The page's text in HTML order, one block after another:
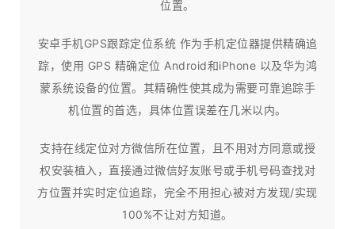
位置。
安卓手机GPS跟踪定位系统 作为手机定位器提供精确追
踪，使用 GPS 精确定位 Android和iPhone 以及华为鸿
蒙系统设备的位置。其精确性使其成为需要可靠追踪手
机位置的首选，具体位置误差在几米以内。
支持在线定位对方微信所在位置，且不用对方同意或授
权安装植入，直接通过微信好友账号或手机号码查找对
方位置并实时定位追踪，完全不用担心被对方发现/实现
100%不让对方知道。